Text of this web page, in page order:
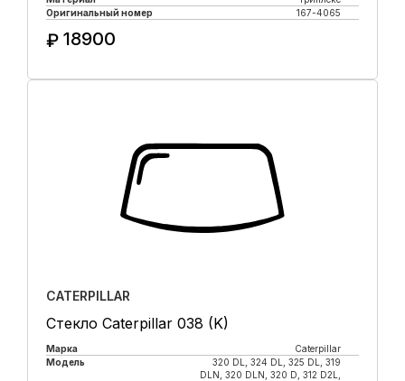
Оригинальный номер
167-4065
₽ 18900
CATERPILLAR
Стекло Caterpillar 038 (K)
Марка
Caterpillar
Модель
320 DL, 324 DL, 325 DL, 319
DLN, 320 DLN, 320 D, 312 D2L,